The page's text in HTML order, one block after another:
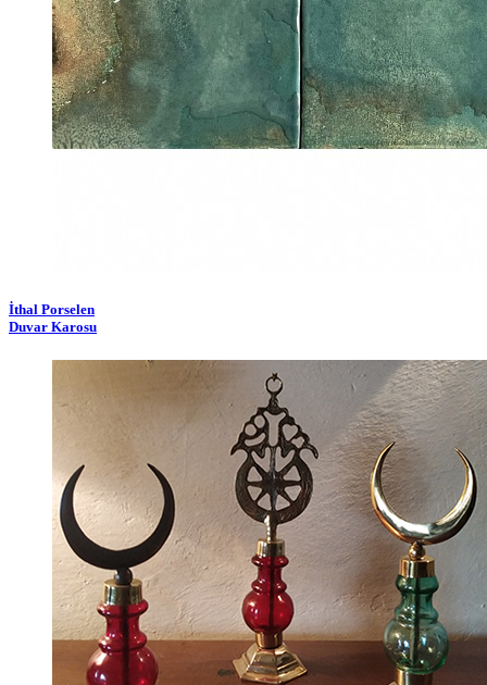
İthal Porselen
Duvar Karosu